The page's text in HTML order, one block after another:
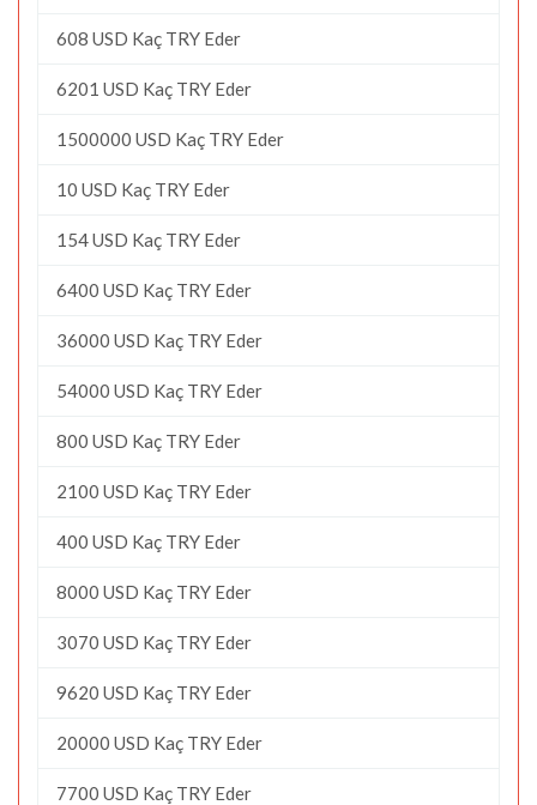
608 USD Kaç TRY Eder
6201 USD Kaç TRY Eder
1500000 USD Kaç TRY Eder
10 USD Kaç TRY Eder
154 USD Kaç TRY Eder
6400 USD Kaç TRY Eder
36000 USD Kaç TRY Eder
54000 USD Kaç TRY Eder
800 USD Kaç TRY Eder
2100 USD Kaç TRY Eder
400 USD Kaç TRY Eder
8000 USD Kaç TRY Eder
3070 USD Kaç TRY Eder
9620 USD Kaç TRY Eder
20000 USD Kaç TRY Eder
7700 USD Kaç TRY Eder